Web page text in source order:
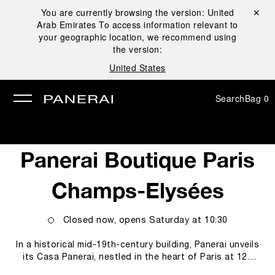
You are currently browsing the version: United
Arab Emirates To access information relevant to
your geographic location, we recommend using
the version:
United States
Close ✕
SearchBag 0
Panerai Boutique Paris
Champs-Elysées
Closed now, opens Saturday at 10:30
In a historical mid-19th-century building, Panerai unveils
its Casa Panerai, nestled in the heart of Paris at 120